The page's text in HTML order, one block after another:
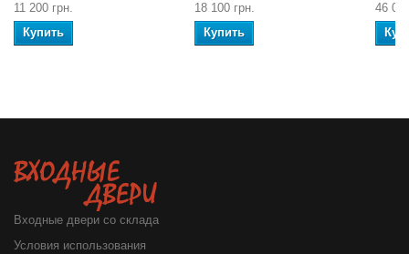
11 200 грн.
Купить
18 100 грн.
Купить
46
Входные двери со склада
Условия использования